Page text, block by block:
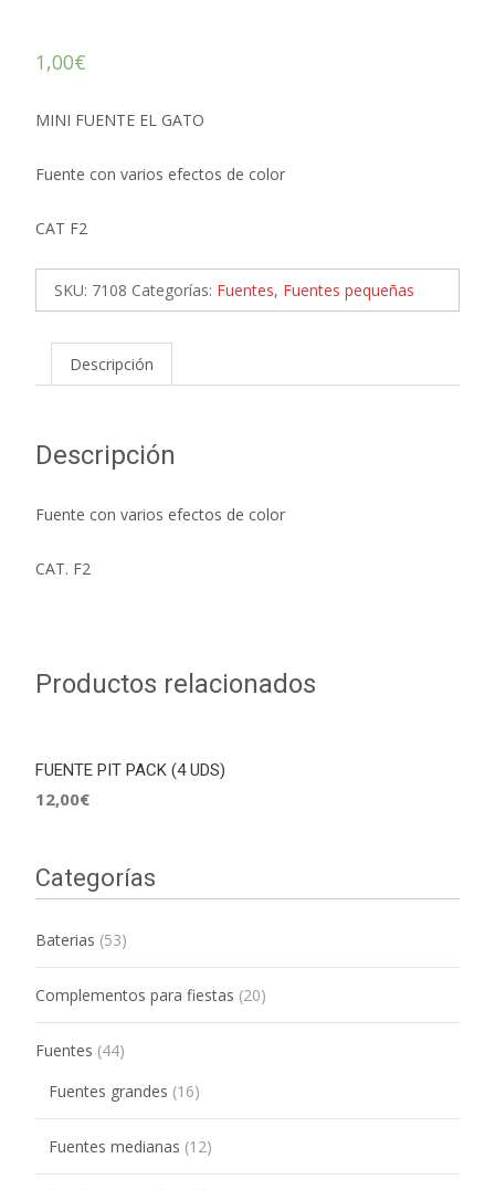
1,00€
MINI FUENTE EL GATO
Fuente con varios efectos de color
CAT F2
SKU: 7108 Categorías: Fuentes, Fuentes pequeñas
Descripción
Descripción
Fuente con varios efectos de color
CAT. F2
Productos relacionados
FUENTE PIT PACK (4 UDS)
12,00€
Categorías
Baterias (53)
Complementos para fiestas (20)
Fuentes (44)
Fuentes grandes (16)
Fuentes medianas (12)